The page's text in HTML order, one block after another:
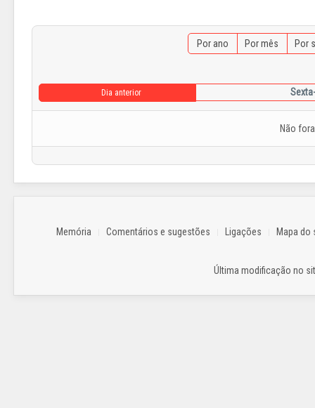
Por ano Por mês Por
Dia anterior
Não
Memória Comentários e sugestões Ligações Mapa do
Última modificação no